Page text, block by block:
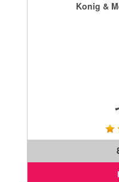
Konig &